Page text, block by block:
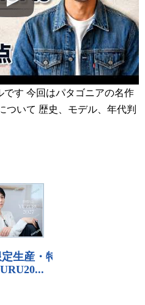
す 今回はパタゴニアの名作
ついて 歴史、モデル、年代判